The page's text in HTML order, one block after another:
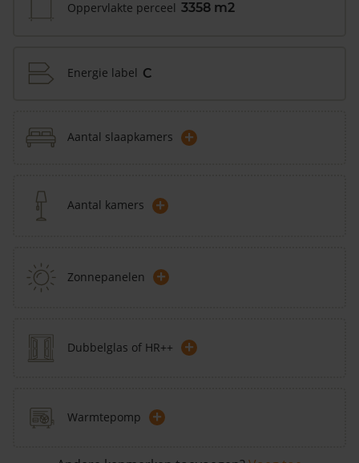
Oppervlakte perceel 3358 m2
Energie label C
Aantal slaapkamers +
Aantal kamers +
Zonnepanelen +
Dubbelglas of HR++ +
Warmtepomp +